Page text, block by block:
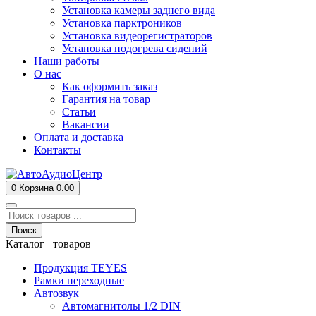
Установка камеры заднего вида
Установка парктроников
Установка видеорегистраторов
Установка подогрева сидений
Наши работы
О нас
Как оформить заказ
Гарантия на товар
Статьи
Вакансии
Оплата и доставка
Контакты
0 Корзина 0.00
Поиск
Каталог товаров
Продукция TEYES
Рамки переходные
Автозвук
Автомагнитолы 1/2 DIN